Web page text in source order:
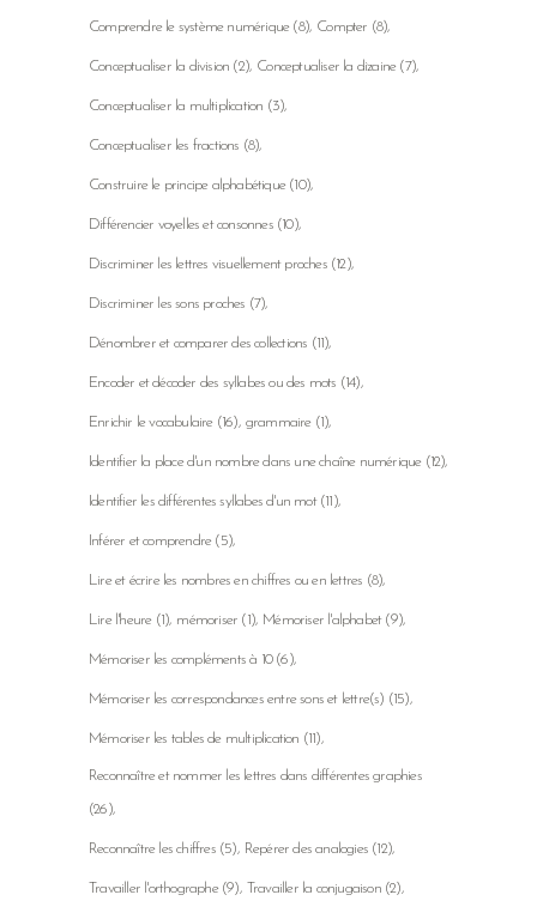
Comprendre le système numérique(8) Compter (8)
Conceptualiser la division (2) Conceptualiser la dizaine(7)
Conceptualiser la multiplication (3)
Conceptualiser les fractions (8)
Construire le principe alphabétique(10)
Différencier voyelles et consonnes(10)
Discriminer les lettres visuellement proches(12)
Discriminer les sons proches (7)
Dénombrer et comparer des collections (11)
Encoder et décoder des syllabes ou des mots (14)
Enrichir le vocabulaire(16) grammaire(1)
Identifier la place d'un nombre dans une chaîne numérique(12)
Identifier les différentes syllabes d'un mot(11)
Inférer et comprendre(5)
Lire et écrire les nombres en chiffres ou en lettres (8)
Lire l'heure(1) mémoriser (1) Mémoriser l'alphabet(9)
Mémoriser les compléments à 10(6)
Mémoriser les correspondances entre sons et lettre(s) (15)
Mémoriser les tables de multiplication (11)
Reconnaître et nommer les lettres dans différentes graphies
(26)
Reconnaître les chiffres(5) Repérer des analogies (12)
Travailler l'orthographe(9) Travailler la conjugaison(2)